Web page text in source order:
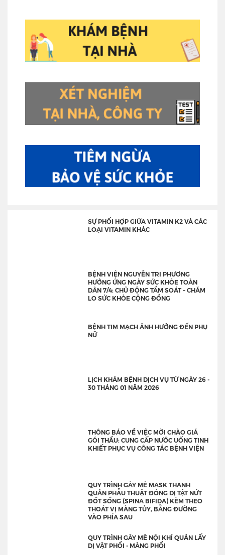
SỰ PHỐI HỢP GIỮA VITAMIN K2 VÀ CÁC
LOẠI VITAMIN KHÁC
BỆNH VIỆN NGUYỄN TRI PHƯƠNG
HƯỞNG ỨNG NGÀY SỨC KHỎE TOÀN
DÂN 7/4: CHỦ ĐỘNG TẦM SOÁT – CHĂM
LO SỨC KHỎE CỘNG ĐỒNG
BỆNH TIM MẠCH ẢNH HƯỞNG ĐẾN PHỤ
NỮ
LỊCH KHÁM BỆNH DỊCH VỤ TỪ NGÀY 26 -
30 THÁNG 01 NĂM 2026
THÔNG BÁO VỀ VIỆC MỜI CHÀO GIÁ
GÓI THẦU: CUNG CẤP NƯỚC UỐNG TINH
KHIẾT PHỤC VỤ CÔNG TÁC BỆNH VIỆN
QUY TRÌNH GÂY MÊ MASK THANH
QUẢN PHẪU THUẬT ĐÓNG DỊ TẬT NỨT
ĐỐT SỐNG (SPINA BIFIDA) KÈM THEO
THOÁT VỊ MÀNG TỦY, BẰNG ĐƯỜNG
VÀO PHÍA SAU
QUY TRÌNH GÂY MÊ NỘI KHÍ QUẢN LẤY
DỊ VẬT PHỔI - MÀNG PHỔI